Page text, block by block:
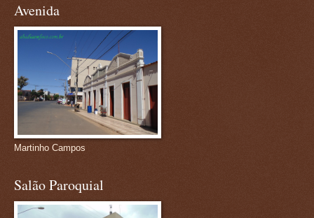
Avenida
Martinho Campos
Salão Paroquial